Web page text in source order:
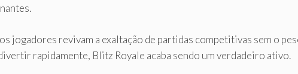
jogadores revivam a exaltação de partidas competitivas sem o
rapidamente, Blitz Royale acaba sendo um verdadeiro ativo.